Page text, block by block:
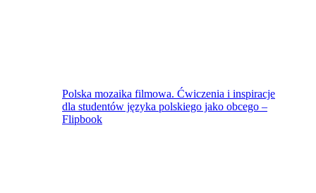
Polska mozaika filmowa. Ćwiczenia i inspiracje
dla studentów języka polskiego jako obcego –
Flipbook